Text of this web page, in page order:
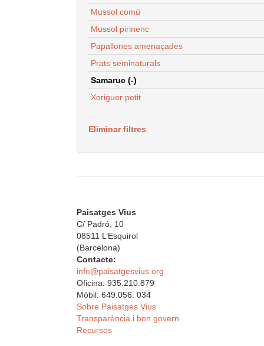
Mussol comú
Mussol pirinenc
Papallones amenaçades
Prats seminaturals
Samaruc (-)
Xoriguer petit
Eliminar filtres
Paisatges Vius
C/ Padró, 10
08511 L’Esquirol
(Barcelona)
Contacte:
info@paisatgesvius.org
Oficina: 935.210.879
Mòbil: 649.056. 034
Sobre Paisatges Vius
Transparència i bon govern
Recursos